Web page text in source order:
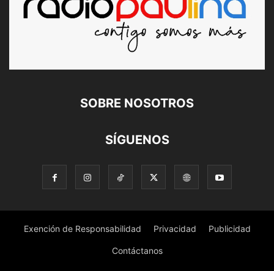
SOBRE NOSOTROS
SÍGUENOS
Exención de Responsabilidad Privacidad Publicidad
Contáctanos